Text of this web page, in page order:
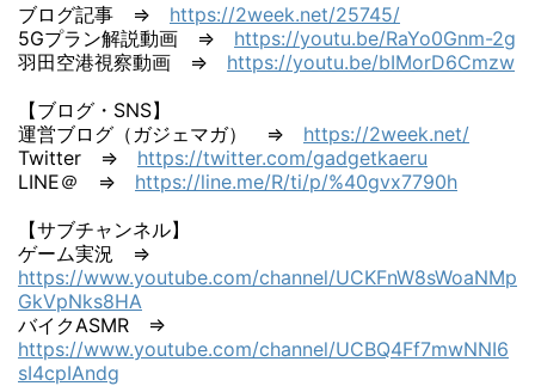
ブログ記事 ⇒ https://2week.net/25745/
5Gプラン解説動画 ⇒ https://youtu.be/RaYo0Gnm-2g
羽田空港視察動画 ⇒ https://youtu.be/bIMorD6Cmzw
【ブログ・SNS】
運営ブログ（ガジェマガ） ⇒ https://2week.net/
Twitter ⇒ https://twitter.com/gadgetkaeru
LINE＠ ⇒ https://line.me/R/ti/p/%40gvx7790h
【サブチャンネル】
ゲーム実況 ⇒
https://www.youtube.com/channel/UCKFnW8sWoaNMp
GkVpNks8HA
バイクASMR ⇒
https://www.youtube.com/channel/UCBQ4Ff7mwNNI6
sI4cpIAndg